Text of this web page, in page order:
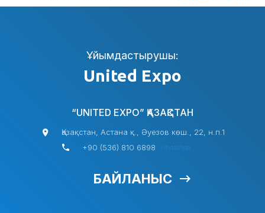
Ұйымдастырушы:
United Expo
“UNITED EXPO” ҚАЗАҚСТАН
Қазақстан, Астана қ., Әуезов көш., 22, н.п.1
+90 (536) 810 6898
WhatsApp
БАЙЛАНЫС